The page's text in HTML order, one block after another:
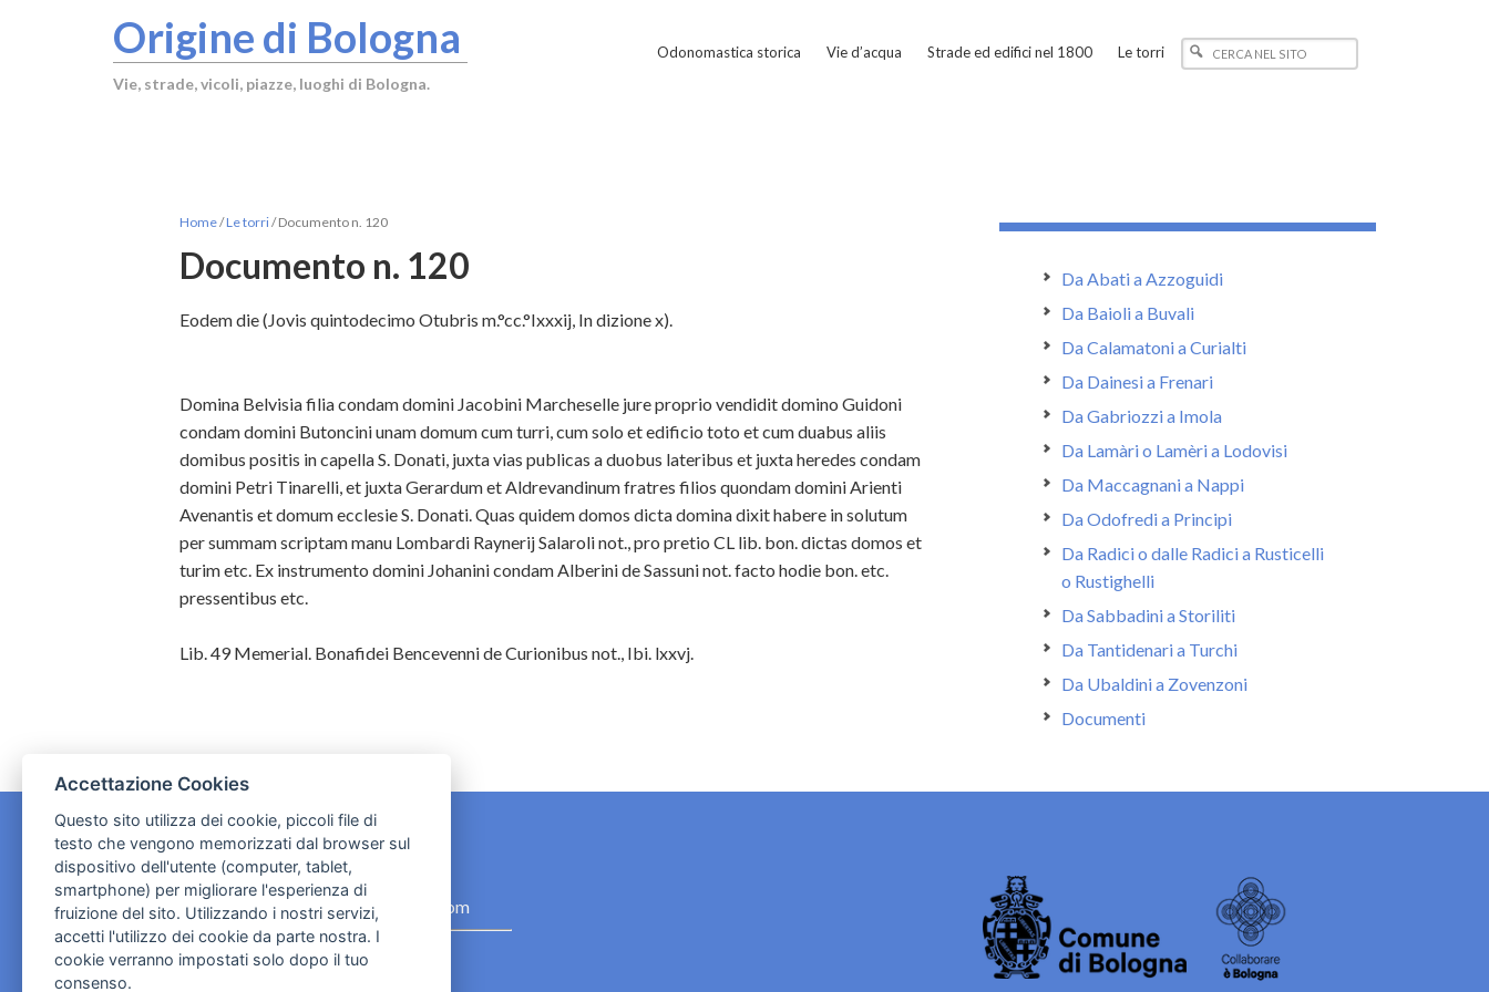
Origine di Bologna
Vie, strade, vicoli, piazze, luoghi di Bologna.
Odonomastica storica Vie d’acqua Strade ed edifici nel 1800 Le torri
Home/Le torri/Documento n. 120
Documento n. 120
Eodem die (Jovis quintodecimo Otubris m.°cc.°Ixxxij, In dizione x).
Domina Belvisia filia condam domini Jacobini Marcheselle jure proprio vendidit domino Guidoni
condam domini Butoncini unam domum cum turri, cum solo et edificio toto et cum duabus aliis
domibus positis in capella S. Donati, juxta vias publicas a duobus lateribus et juxta heredes condam
domini Petri Tinarelli, et juxta Gerardum et Aldrevandinum fratres filios quondam domini Arienti
Avenantis et domum ecclesie S. Donati. Quas quidem domos dicta domina dixit habere in solutum
per summam scriptam manu Lombardi Raynerij Salaroli not., pro pretio CL lib. bon. dictas domos et
turim etc. Ex instrumento domini Johanini condam Alberini de Sassuni not. facto hodie bon. etc.
pressentibus etc.
Lib. 49 Memerial. Bonafidei Bencevenni de Curionibus not., Ibi. lxxvj.
Da Abati a Azzoguidi
Da Baioli a Buvali
Da Calamatoni a Curialti
Da Dainesi a Frenari
Da Gabriozzi a Imola
Da Lamàri o Lamèri a Lodovisi
Da Maccagnani a Nappi
Da Odofredi a Principi
Da Radici o dalle Radici a Rusticelli
o Rustighelli
Da Sabbadini a Storiliti
Da Tantidenari a Turchi
Da Ubaldini a Zovenzoni
Documenti
CONTATTI
contact.originebologna@gmail.com
Cookies e informativa privacy
Accettazione Cookies
Questo sito utilizza dei cookie, piccoli file di
testo che vengono memorizzati dal browser sul
dispositivo dell'utente (computer, tablet,
smartphone) per migliorare l'esperienza di
fruizione del sito. Utilizzando i nostri servizi,
accetti l'utilizzo dei cookie da parte nostra. I
cookie verranno impostati solo dopo il tuo
consenso.